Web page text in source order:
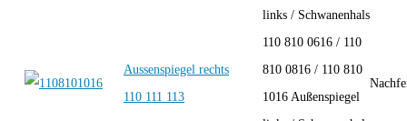
links / Schwanenhals
Aussenspiegel rechts
110 111 113
110 810 0616 / 110
810 0816 / 110 810
1016 Außenspiegel